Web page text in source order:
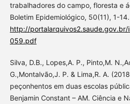
trabalhadores do campo, floresta e
Boletim Epidemiológico, 50(11), 1-
http://
059.pdf
Silva, D.B., Lopes,A. P., Pinto,M.
G.,Montalvão,J. P. & Lima,R. A.
peçonhentos em duas escolas
Benjamin Constant – AM. Ciência e